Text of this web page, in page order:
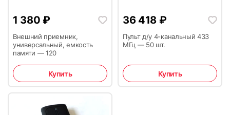
1 380 ₽
Внешний приемник,
универсальный, емкость
памяти — 120
Купить
36 418 ₽
Пульт д/у 4-канальный 433
МГц — 50 шт.
Купить